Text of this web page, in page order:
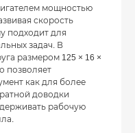
мощностью
скорость
подходит для
задач. В
размером 125 × 16 ×
позволяет
как для более
доводки
рабочую